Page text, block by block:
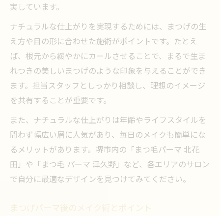
実しています。
ナチュラルな仕上がりを実現するためには、まつげの生
え方や目の形に合わせた施術がポイントです。たとえ
ば、根元から緩やかにカールさせることで、まるで生ま
れつきの美しいまつげのような印象を与えることができ
ます。担当スタッフとしっかり相談し、理想のイメージ
を共有することが重要です。
また、ナチュラルな仕上がりは年齢やライフスタイルを
問わず幅広い層に人気があり、毎日のメイクも簡単にな
るメリットがあります。堺市内の「まつ毛パーマ 北花
田」や「まつ毛 パーマ 津久野」など、各エリアのサロン
で自分に最適なデザインを見つけてみてください。
まつげパーマ後のメイク術とポイント